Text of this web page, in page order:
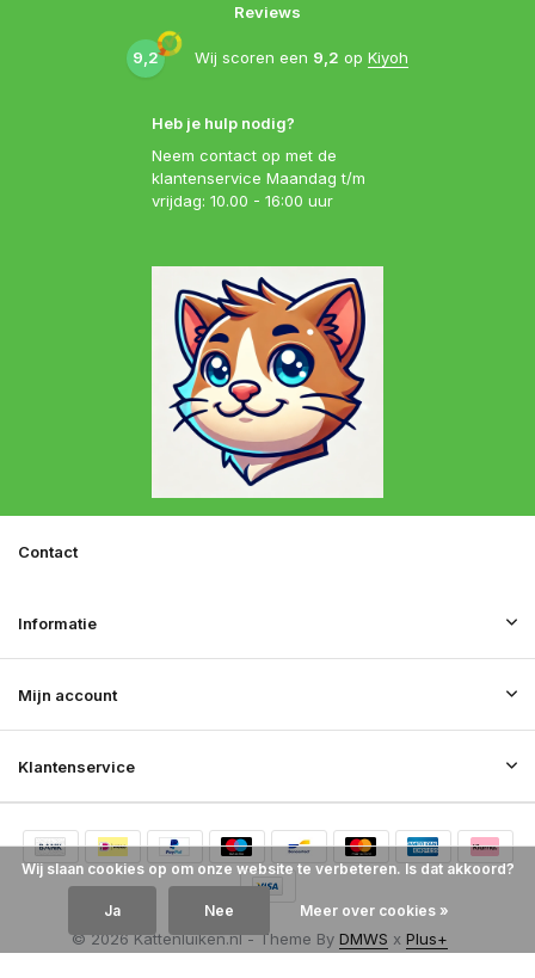
Heb je hulp nodig?
Neem contact op met de
klantenservice Maandag t/m
vrijdag: 10.00 - 16:00 uur
Reviews
9,2 Wij scoren een 9,2 op Kiyoh
Klantenservice
Mijn account
Informatie
Contact
© 2026 Kattenluiken.nl - Theme By DMWS x Plus+
Wij slaan cookies op om onze website te verbeteren. Is dat akkoord?
Ja Nee Meer over cookies »